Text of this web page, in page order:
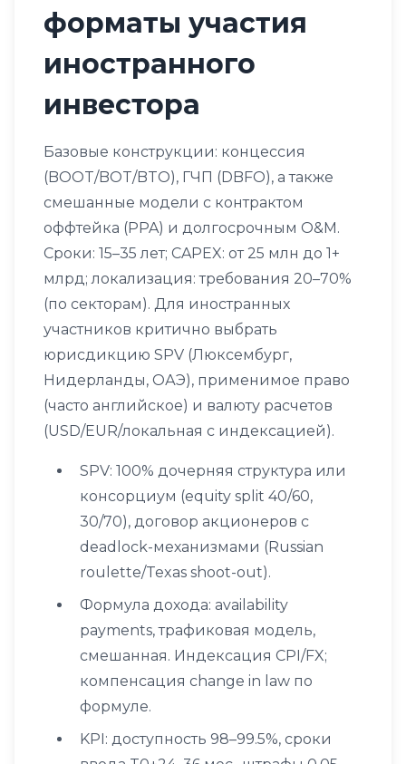
форматы участия
иностранного
инвестора
Базовые конструкции: концессия
(BOOT/BOT/BTO), ГЧП (DBFO), а также
смешанные модели с контрактом
оффтейка (PPA) и долгосрочным O&M.
Сроки: 15–35 лет; CAPEX: от 25 млн до 1+
млрд; локализация: требования 20–70%
(по секторам). Для иностранных
участников критично выбрать
юрисдикцию SPV (Люксембург,
Нидерланды, ОАЭ), применимое право
(часто английское) и валюту расчетов
(USD/EUR/локальная с индексацией).
SPV: 100% дочерняя структура или
консорциум (equity split 40/60,
30/70), договор акционеров с
deadlock-механизмами (Russian
roulette/Texas shoot-out).
Формула дохода: availability
payments, трафиковая модель,
смешанная. Индексация CPI/FX;
компенсация change in law по
формуле.
KPI: доступность 98–99.5%, сроки